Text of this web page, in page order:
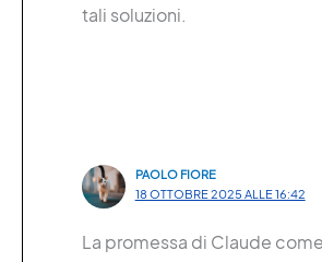
tali soluzioni.
PAOLO FIORE
18 OTTOBRE 2025 ALLE 16:42
La promessa di Claude come